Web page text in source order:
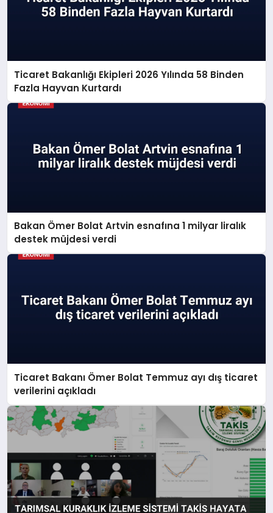
Ticaret Bakanlığı Ekipleri 2026 Yılında 58 Binden
Fazla Hayvan Kurtardı
Bakan Ömer Bolat Artvin esnafına 1 milyar liralık
destek müjdesi verdi
Ticaret Bakanı Ömer Bolat Temmuz ayı dış ticaret
verilerini açıkladı